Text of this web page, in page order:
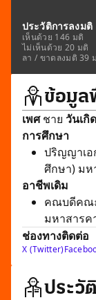
ประวัติการลงมติ
เห็นด้วย 146 มติ
ไม่เห็นด้วย 20 มติ
ลา / ขาดลงมติ 39
ข้อมูล
เพศชาย วันเกิด
การศึกษา
ปริญญาเ
ศึกษา) มห
อาชีพเดิม
คณบดีคณ
มหาสารค
ช่องทางติดต่อ
X (Twitter)
ประวั